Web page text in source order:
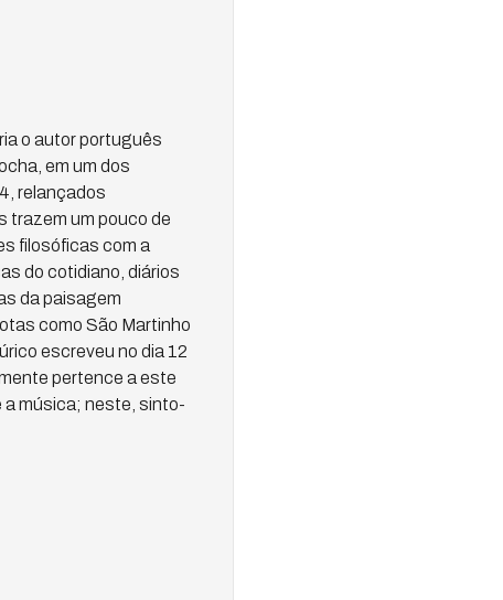
o autor português
em um dos
relançados
trazem um pouco de
filosóficas com a
do cotidiano, diários
da paisagem
como São Martinho
escreveu no dia 12
pertence a este
a música; neste, sinto-